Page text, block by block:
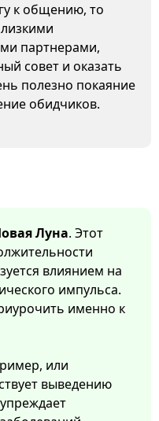
к общению, то
партнерами,
совет и оказать
полезно покаяние
обидчиков.
Луна. Этот
влиянием на
импульса.
именно к
или
выведению